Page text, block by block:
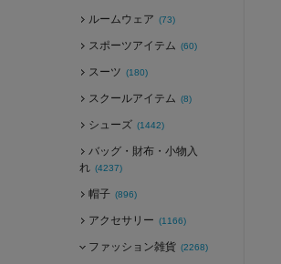
ルームウェア (73)
スポーツアイテム (60)
スーツ (180)
スクールアイテム (8)
シューズ (1442)
バッグ・財布・小物入
れ (4237)
帽子 (896)
アクセサリー (1166)
ファッション雑貨 (2268)